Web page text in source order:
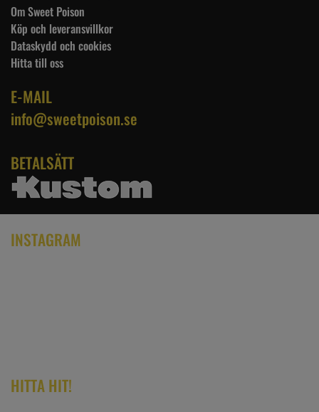
Om Sweet Poison
Köp och leveransvillkor
Dataskydd och cookies
Hitta till oss
E-MAIL
info@sweetpoison.se
BETALSÄTT
INSTAGRAM
HITTA HIT!